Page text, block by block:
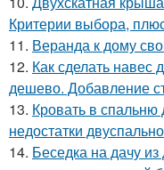
Критерии выбора,
11. Веранда к дому
12. Как сделать
дешево. Добавление
13. Кровать в
недостатки
14. Беседка на дачу